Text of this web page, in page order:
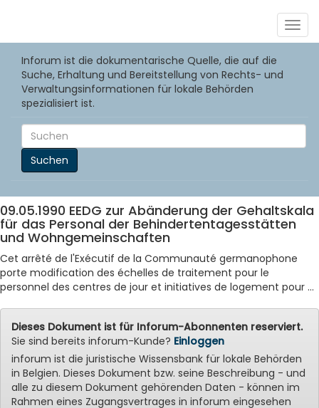
Inforum ist die dokumentarische Quelle, die auf die
Suche, Erhaltung und Bereitstellung von Rechts- und
Verwaltungsinformationen für lokale Behörden
spezialisiert ist.
Suchen
09.05.1990 EEDG zur Abänderung der Gehaltskala
für das Personal der Behindertentagesstätten
und Wohngemeinschaften
Cet arrêté de l'Exécutif de la Communauté germanophone
porte modification des échelles de traitement pour le
personnel des centres de jour et initiatives de logement pour ...
Dieses Dokument ist für Inforum-Abonnenten reserviert.
Sie sind bereits inforum-Kunde? Einloggen
inforum ist die juristische Wissensbank für lokale Behörden
in Belgien. Dieses Dokument bzw. seine Beschreibung - und
alle zu diesem Dokument gehörenden Daten - können im
Rahmen eines Zugangsvertrages in inforum eingesehen